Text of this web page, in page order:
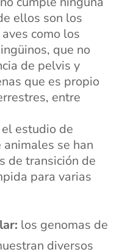
ellos son los
como los
que no
de pelvis y
que es propio
entre
el estudio de
se han
de transición de
para varias
los genomas de
diversos